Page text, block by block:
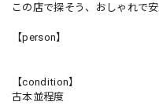
この店で探そう、おしゃれで安
【person】
【condition】
古本並程度